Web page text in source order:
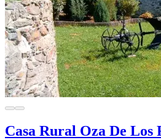
Casa Rural Oza De Los